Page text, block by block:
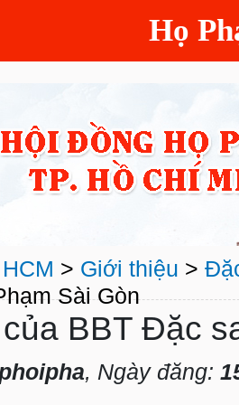
> Giới thiệu >
Sài Gòn
BBT Đặc
, Ngày đăng:
Họ